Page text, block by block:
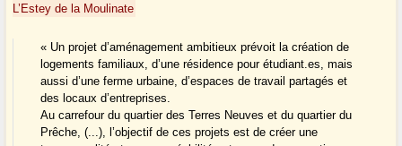
L’Estey de la Moulinate
« Un projet d’aménagement ambitieux prévoit la création de
logements familiaux, d’une résidence pour étudiant.es, mais
aussi d’une ferme urbaine, d’espaces de travail partagés et
des locaux d’entreprises.
Au carrefour du quartier des Terres Neuves et du quartier du
Prêche, (...), l’objectif de ces projets est de créer une